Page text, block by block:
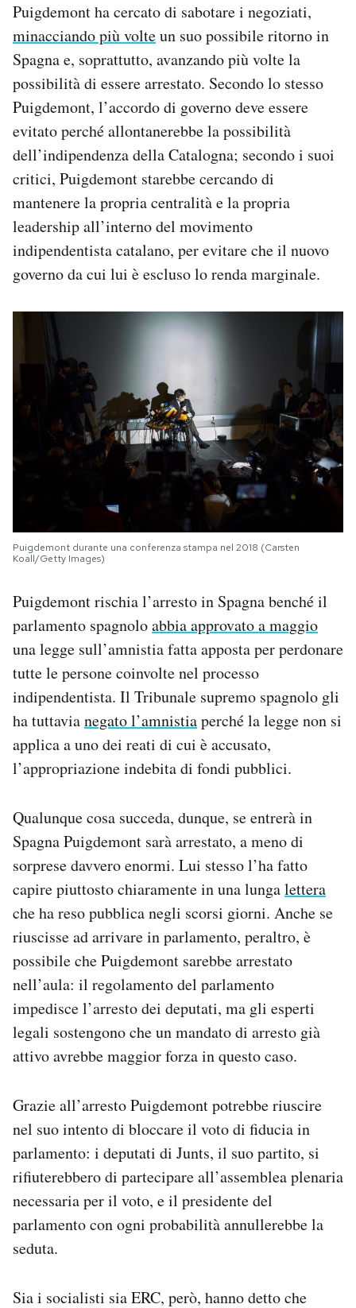
Puigdemont ha cercato di sabotare i negoziati,
minacciando più volteun suo possibile ritorno in
Spagna e, soprattutto, avanzando più volte la
possibilità di essere arrestato. Secondo lo stesso
Puigdemont, l’accordo di governo deve essere
evitato perché allontanerebbe la possibilità
dell’indipendenza della Catalogna; secondo i suoi
critici, Puigdemont starebbe cercando di
mantenere la propria centralità e la propria
leadership all’interno del movimento
indipendentista catalano, per evitare che il nuovo
governo da cui lui è escluso lo renda marginale.
Puigdemont durante una conferenza stampa nel 2018 (Carsten
Koall/Getty Images)
Puigdemont rischia l’arresto in Spagna benché il
parlamento spagnoloabbia approvato a maggio
una legge sull’amnistia fatta apposta per perdonare
tutte le persone coinvolte nel processo
indipendentista. Il Tribunale supremo spagnolo gli
ha tuttavianegato l’amnistiaperché la legge non si
applica a uno dei reati di cui è accusato,
l’appropriazione indebita di fondi pubblici.
Qualunque cosa succeda, dunque, se entrerà in
Spagna Puigdemont sarà arrestato, a meno di
sorprese davvero enormi. Lui stesso l’ha fatto
capire piuttosto chiaramente in una lungalettera
che ha reso pubblica negli scorsi giorni. Anche se
riuscisse ad arrivare in parlamento, peraltro, è
possibile che Puigdemont sarebbe arrestato
nell’aula: il regolamento del parlamento
impedisce l’arresto dei deputati, ma gli esperti
legali sostengono che un mandato di arresto già
attivo avrebbe maggior forza in questo caso.
Grazie all’arresto Puigdemont potrebbe riuscire
nel suo intento di bloccare il voto di fiducia in
parlamento: i deputati di Junts, il suo partito, si
rifiuterebbero di partecipare all’assemblea plenaria
necessaria per il voto, e il presidente del
parlamento con ogni probabilità annullerebbe la
seduta.
Sia i socialisti sia ERC, però, hanno detto che